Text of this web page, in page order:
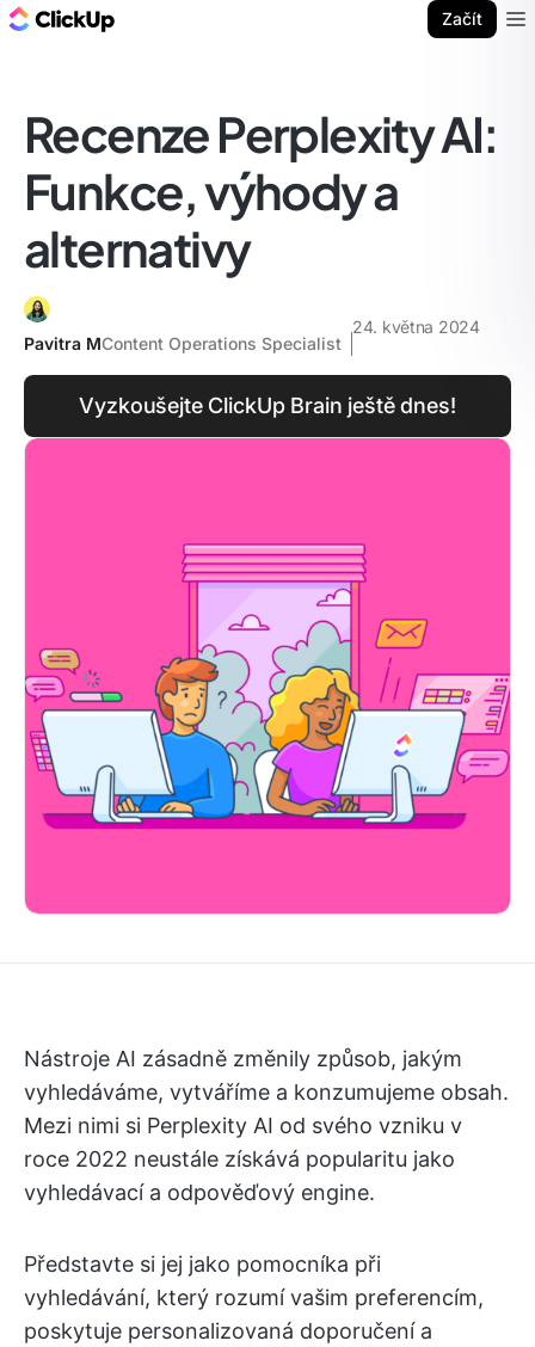
Začít
Recenze Perplexity AI:
Funkce, výhody a
alternativy
Pavitra MContent Operations Specialist
24. května 2024
Vyzkoušejte ClickUp Brain ještě dnes!
Nástroje AI zásadně změnily způsob, jakým
vyhledáváme, vytváříme a konzumujeme obsah.
Mezi nimi si Perplexity AI od svého vzniku v
roce 2022 neustále získává popularitu jako
vyhledávací a odpověďový engine.
Představte si jej jako pomocníka při
vyhledávání, který rozumí vašim preferencím,
poskytuje personalizovaná doporučení a